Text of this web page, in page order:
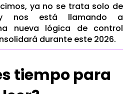
ya no se trata solo de
nos está llamando a
nueva lógica de control
durante este 2026.
tiempo para